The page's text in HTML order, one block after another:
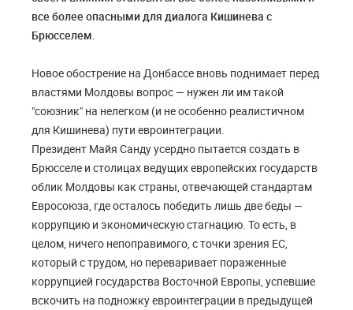
все более опасными для диалога Кишинева с
Брюсселем.
Новое обострение на Донбассе вновь поднимает перед
властями Молдовы вопрос — нужен ли им такой
"союзник" на нелегком (и не особенно реалистичном
для Кишинева) пути евроинтеграции.
Президент Майя Санду усердно пытается создать в
Брюсселе и столицах ведущих европейских государств
облик Молдовы как страны, отвечающей стандартам
Евросоюза, где осталось победить лишь две беды —
коррупцию и экономическую стагнацию. То есть, в
целом, ничего непоправимого, с точки зрения ЕС,
который с трудом, но переваривает пораженные
коррупцией государства Восточной Европы, успевшие
вскочить на подножку евроинтеграции в предыдущей